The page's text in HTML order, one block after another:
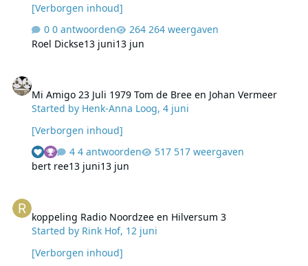
[Verborgen inhoud]
0 antwoorden
264 weergaven
Roel Dickse13 juni13 jun
Mi Amigo 23 Juli 1979 Tom de Bree en Johan Vermeer
Started by Henk-Anna Loog,4 juni
[Verborgen inhoud]
4 antwoorden
517 weergaven
bert ree13 juni13 jun
koppeling Radio Noordzee en Hilversum 3
Started by Rink Hof, 12 juni
[Verborgen inhoud]